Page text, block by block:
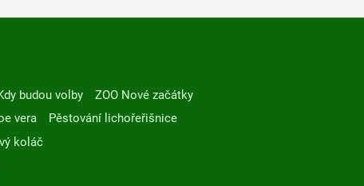
budou volby
ZOO Nové začátky
vera
Pěstování lichořeřišnice
koláč